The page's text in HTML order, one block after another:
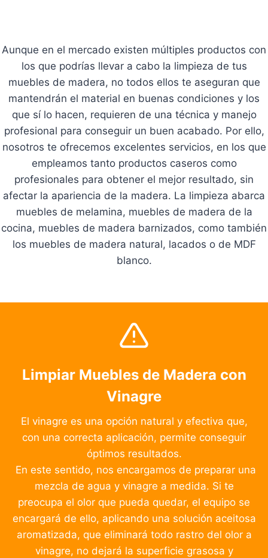
Aunque en el mercado existen múltiples productos con
los que podrías llevar a cabo la limpieza de tus
muebles de madera, no todos ellos te aseguran que
mantendrán el material en buenas condiciones y los
que sí lo hacen, requieren de una técnica y manejo
profesional para conseguir un buen acabado. Por ello,
nosotros te ofrecemos excelentes servicios, en los que
empleamos tanto productos caseros como
profesionales para obtener el mejor resultado, sin
afectar la apariencia de la madera. La limpieza abarca
muebles de melamina, muebles de madera de la
cocina, muebles de madera barnizados, como también
los muebles de madera natural, lacados o de MDF
blanco.
Limpiar Muebles de Madera con
Vinagre
El vinagre es una opción natural y efectiva que,
con una correcta aplicación, permite conseguir
óptimos resultados.
En este sentido, nos encargamos de preparar una
mezcla de agua y vinagre a medida. Si te
preocupa el olor que pueda quedar, el equipo se
encargará de ello, aplicando una solución aceitosa
aromatizada, que eliminará todo rastro del olor a
vinagre, no dejará la superficie grasosa y